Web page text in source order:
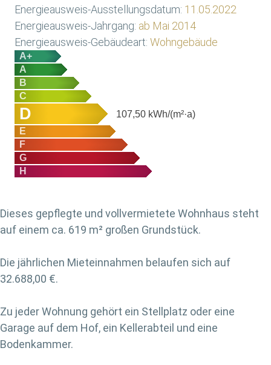
Energieausweis-Ausstellungsdatum: 11.05.2022
Energieausweis-Jahrgang: ab Mai 2014
Energieausweis-Gebäudeart: Wohngebäude
A+
A
B
C
D 107,50 kWh/(m²·a)
E
F
G
H
Dieses gepflegte und vollvermietete Wohnhaus steht
auf einem ca. 619 m² großen Grundstück.
Die jährlichen Mieteinnahmen belaufen sich auf
32.688,00 €.
Zu jeder Wohnung gehört ein Stellplatz oder eine
Garage auf dem Hof, ein Kellerabteil und eine
Bodenkammer.